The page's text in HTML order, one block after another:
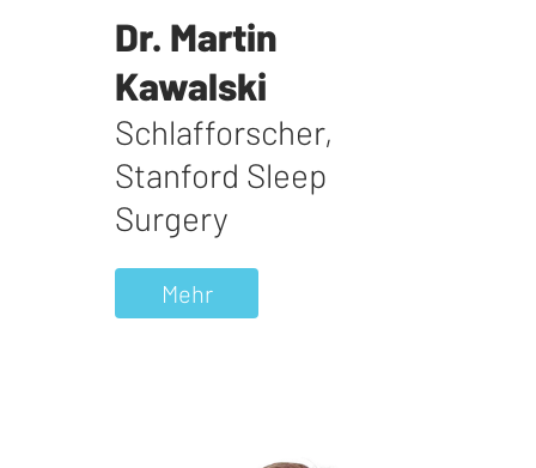
Dr. Martin
Kawalski
Schlafforscher,
Stanford Sleep
Surgery
Mehr